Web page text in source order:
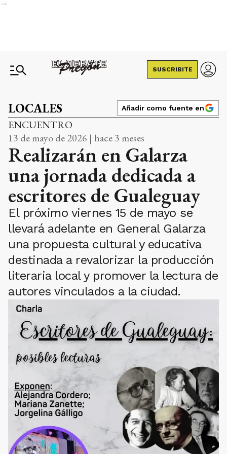
Ads
SUSCRIBITE
LOCALES Añadir como fuente en
ENCUENTRO
13 de mayo de 2026 | hace 3 meses
Realizarán en Galarza
una jornada dedicada a
escritores de Gualeguay
El próximo viernes 15 de mayo se
llevará adelante en General Galarza
una propuesta cultural y educativa
destinada a revalorizar la producción
literaria local y promover la lectura de
autores vinculados a la ciudad.